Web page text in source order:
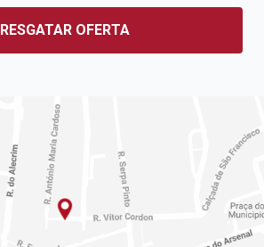
RESGATAR OFERTA